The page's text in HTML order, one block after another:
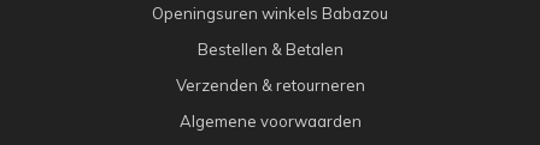
Openingsuren winkels Babazou
Bestellen & Betalen
Verzenden & retourneren
Algemene voorwaarden